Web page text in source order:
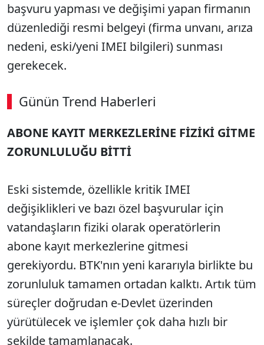
başvuru yapması ve değişimi yapan firmanın
düzenlediği resmi belgeyi (firma unvanı, arıza
nedeni, eski/yeni IMEI bilgileri) sunması
gerekecek.
Günün Trend Haberleri
00:02 / 02:14
Sesi Aç
ABONE KAYIT MERKEZLERİNE FİZİKİ GİTME
ZORUNLULUĞU BİTTİ
Eski sistemde, özellikle kritik IMEI
değişiklikleri ve bazı özel başvurular için
vatandaşların fiziki olarak operatörlerin
abone kayıt merkezlerine gitmesi
gerekiyordu. BTK'nın yeni kararıyla birlikte bu
zorunluluk tamamen ortadan kalktı. Artık tüm
süreçler doğrudan e-Devlet üzerinden
yürütülecek ve işlemler çok daha hızlı bir
şekilde tamamlanacak.